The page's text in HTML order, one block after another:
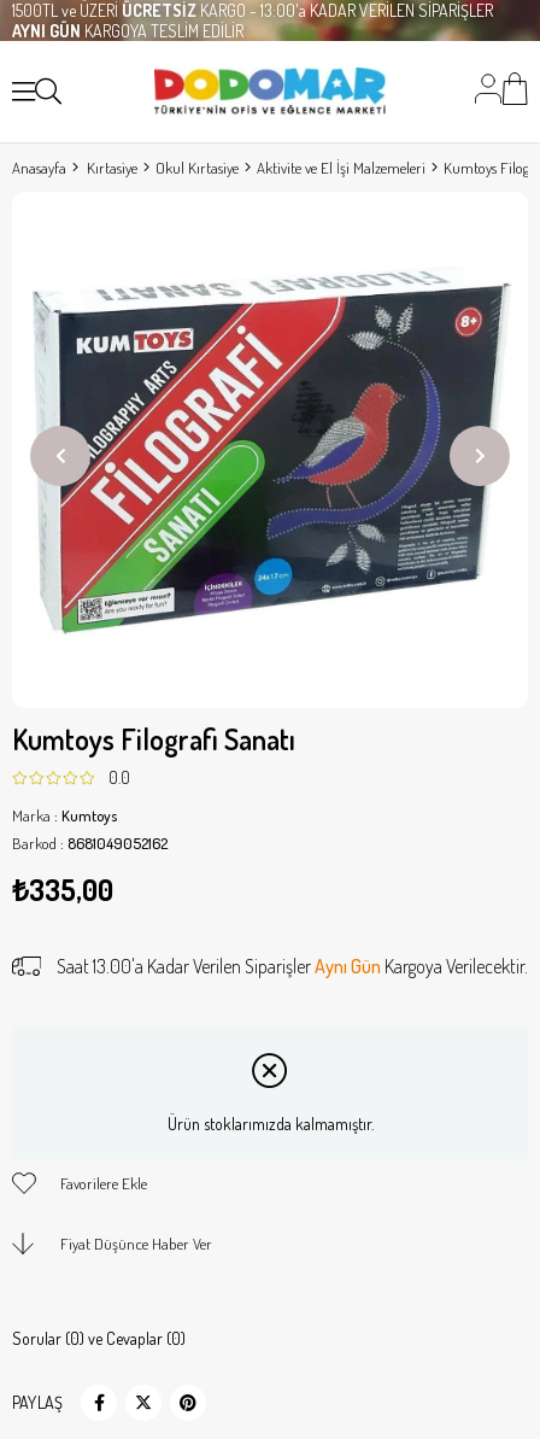
1500TL ve ÜZERİ ÜCRETSİZ KARGO - 13:00'a KADAR VERİLEN SİPARİŞLER
AYNI GÜN KARGOYA TESLİM EDİLİR
Anasayfa Kırtasiye Okul Kırtasiye Aktivite ve El İşi Malzemeleri Kumtoys
Kumtoys Filografi Sanatı
0.0
Marka : Kumtoys
Barkod : 8681049052162
₺335,00
Saat 13.00'a Kadar Verilen SiparişlerAynı Gün Kargoya Verilecektir.
Ürün stoklarımızda kalmamıştır.
Favorilere Ekle
Fiyat Düşünce Haber Ver
Sorular (0) ve Cevaplar (0)
PAYLAŞ